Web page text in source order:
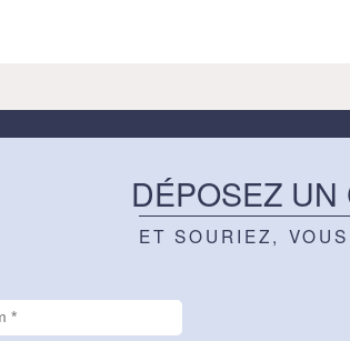
DÉPOSEZ
ET SOURIEZ,